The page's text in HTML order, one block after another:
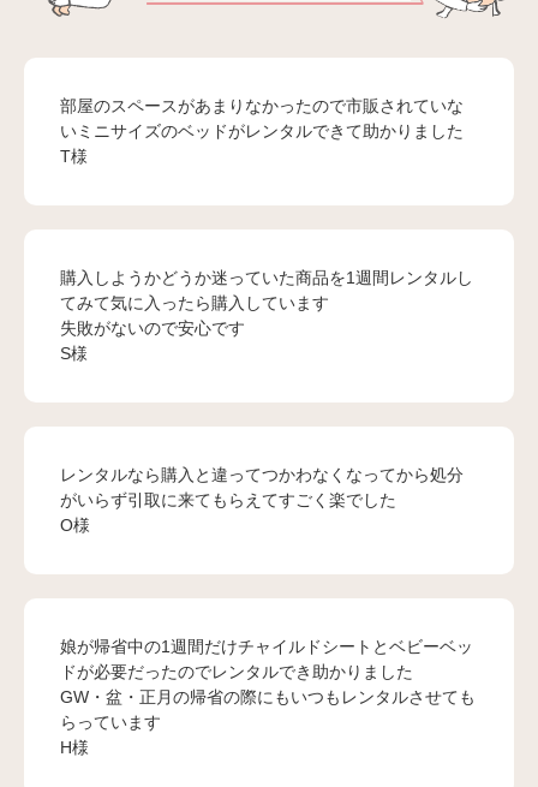
部屋のスペースがあまりなかったので市販されていな
いミニサイズのベッドがレンタルできて助かりました
T様
購入しようかどうか迷っていた商品を1週間レンタルし
てみて気に入ったら購入しています
失敗がないので安心です
S様
レンタルなら購入と違ってつかわなくなってから処分
がいらず引取に来てもらえてすごく楽でした
O様
娘が帰省中の1週間だけチャイルドシートとベビーベッ
ドが必要だったのでレンタルでき助かりました
GW・盆・正月の帰省の際にもいつもレンタルさせても
らっています
H様